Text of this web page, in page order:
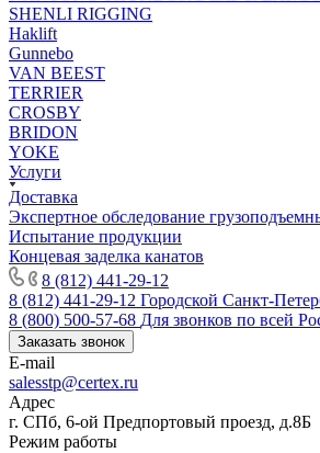
SHENLI RIGGING
Haklift
Gunnebo
VAN BEEST
TERRIER
CROSBY
BRIDON
YOKE
Услуги
Доставка
Экспертное обследование
Испытание продукции
Концевая заделка канатов
8 (812) 441-29-12
8 (812) 441-29-12 Городской Санкт-
8 (800) 500-57-68 Для звонков по всей
Заказать звонок
E-mail
salesstp@certex.ru
Адрес
г. СПб, 6-ой Предпортовый проезд, д.8Б
Режим работы